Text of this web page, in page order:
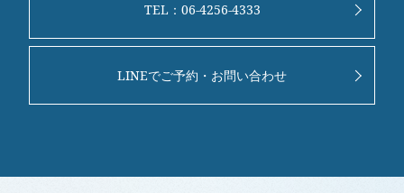
TEL：06-4256-4333
LINEでご予約・お問い合わせ